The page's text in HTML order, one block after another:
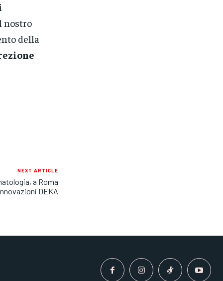
nostro
della
NEXT ARTICLE
a Roma
DEKA